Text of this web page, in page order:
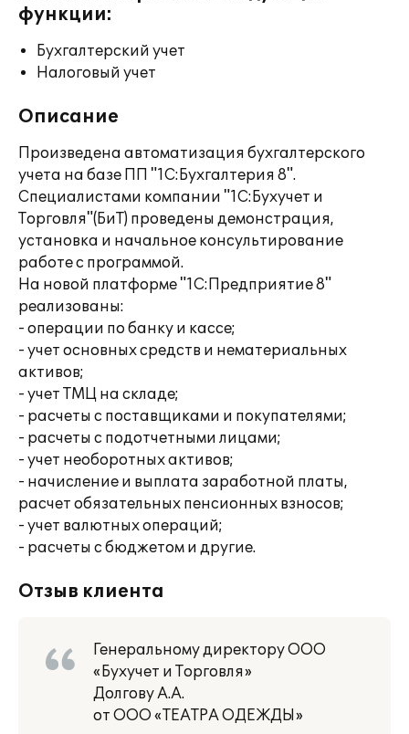
функции:
Бухгалтерский учет
Налоговый учет
Описание
Произведена автоматизация бухгалтерского
учета на базе ПП "1С:Бухгалтерия 8".
Специалистами компании "1С:Бухучет и
Торговля"(БиТ) проведены демонстрация,
установка и начальное консультирование
работе с программой.
На новой платформе "1С:Предприятие 8"
реализованы:
- операции по банку и кассе;
- учет основных средств и нематериальных
активов;
- учет ТМЦ на складе;
- расчеты с поставщиками и покупателями;
- расчеты с подотчетными лицами;
- учет необоротных активов;
- начисление и выплата заработной платы,
расчет обязательных пенсионных взносов;
- учет валютных операций;
- расчеты с бюджетом и другие.
Отзыв клиента
Генеральному директору ООО
«Бухучет и Торговля»
Долгову А.А.
от ООО «ТЕАТРА ОДЕЖДЫ»